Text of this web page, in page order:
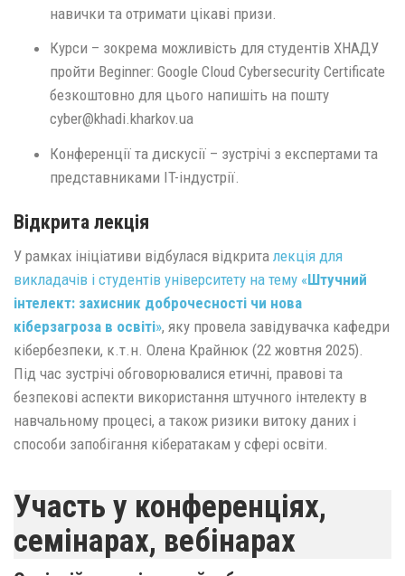
навички та отримати цікаві призи.
Курси – зокрема можливість для студентів ХНАДУ
пройти Beginner: Google Cloud Cybersecurity Certificate
безкоштовно для цього напишіть на пошту
cyber@khadi.kharkov.ua
Конференції та дискусії – зустрічі з експертами та
представниками IT-індустрії.
Відкрита лекція
У рамках ініціативи відбулася відкрита лекція для
викладачів і студентів університету на тему «Штучний
інтелект: захисник доброчесності чи нова
кіберзагроза в освіті», яку провела завідувачка кафедри
кібербезпеки, к.т.н. Олена Крайнюк (22 жовтня 2025).
Під час зустрічі обговорювалися етичні, правові та
безпекові аспекти використання штучного інтелекту в
навчальному процесі, а також ризики витоку даних і
способи запобігання кібератакам у сфері освіти.
Участь у конференціях,
семінарах, вебінарах